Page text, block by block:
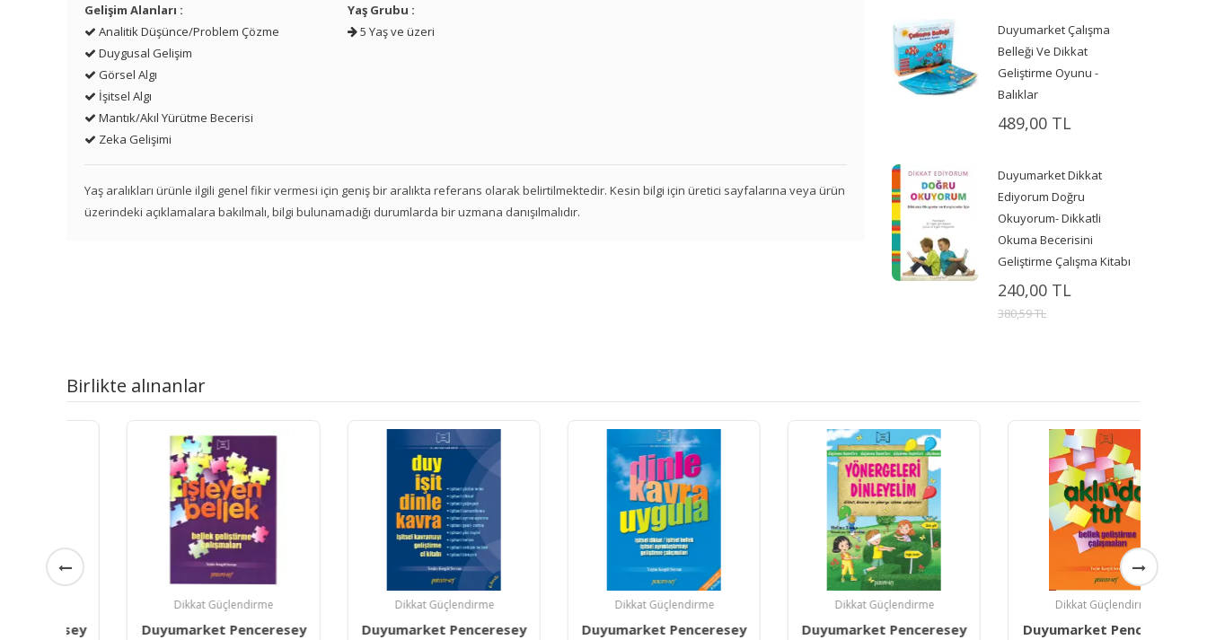
Gelişim Alanları :
Analitik Düşünce/Problem Çözme
Duygusal Gelişim
Görsel Algı
İşitsel Algı
Mantık/Akıl Yürütme Becerisi
Zeka Gelişimi
Yaş Grubu :
5 Yaş ve üzeri
Yaş aralıkları ürünle ilgili genel fikir vermesi için geniş bir aralıkta referans olarak belirtilmektedir. Kesin bilgi için üretici sayfalarına veya ürün
üzerindeki açıklamalara bakılmalı, bilgi bulunamadığı durumlarda bir uzmana danışılmalıdır.
Duyumarket Çalışma
Belleği Ve Dikkat
Geliştirme Oyunu -
Balıklar
489,00 TL
Duyumarket Dikkat
Ediyorum Doğru
Okuyorum- Dikkatli
Okuma Becerisini
Geliştirme Çalışma Kitabı
240,00 TL
380,59 TL
Birlikte alınanlar
Dikkat Güçlendirme
Duyumarket Penceresey
Dikkat Güçlendirme
Duyumarket Penceresey
Dikkat Güçlendirme
Duyumarket Penceresey
Dikkat Güçlendirme
Duyumarket Penceresey
Dikkat Güçlendirme
Duyumarket Penceresey